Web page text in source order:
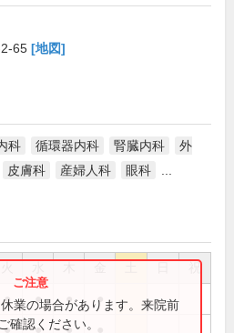
65 [地図]
科 循環器内科 腎臓内科
外
皮膚科 産婦人科 眼科
祝
● ● ● ●
● ● ●
業の場合があります。来院前
確認ください。